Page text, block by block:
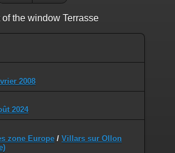
the window Terrasse
2008
2024
zone Europe / Villars sur Ollon